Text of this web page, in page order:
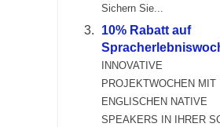
Sichern Sie...
10% Rabatt auf
INNOVATIVE
PROJEKTWOCHEN MIT
ENGLISCHEN NATIVE
SPEAKERS IN IHRER